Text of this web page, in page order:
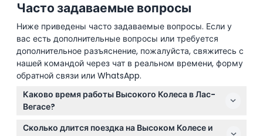
Часто задаваемые вопросы
Ниже приведены часто задаваемые вопросы. Если у
вас есть дополнительные вопросы или требуется
дополнительное разъяснение, пожалуйста, свяжитесь с
нашей командой через чат в реальном времени, форму
обратной связи или WhatsApp.
Каково время работы Высокого Колеса в Лас-
Вегасе?
Высокое Колесо работает с понедельника по
Сколько длится поездка на Высоком Колесе и